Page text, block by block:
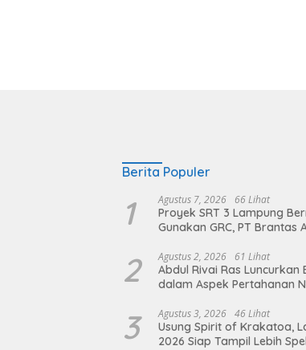
Berita Populer
1 Agustus 7, 2026 66 Lihat
Proyek SRT 3 Lampung
Gunakan GRC, PT Brantas Abipraya
2 Agustus 2, 2026 61 Lihat
Abdul Rivai Ras Luncurkan
dalam Aspek Pertahanan
3 Agustus 3, 2026 46 Lihat
Usung Spirit of Krakatoa,
2026 Siap Tampil Lebih